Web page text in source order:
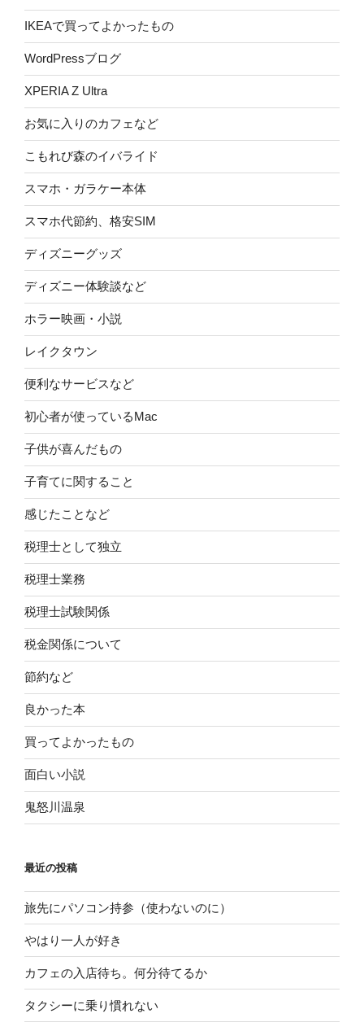
IKEAで買ってよかったもの
WordPressブログ
XPERIA Z Ultra
お気に入りのカフェなど
こもれび森のイバライド
スマホ・ガラケー本体
スマホ代節約、格安SIM
ディズニーグッズ
ディズニー体験談など
ホラー映画・小説
レイクタウン
便利なサービスなど
初心者が使っているMac
子供が喜んだもの
子育てに関すること
感じたことなど
税理士として独立
税理士業務
税理士試験関係
税金関係について
節約など
良かった本
買ってよかったもの
面白い小説
鬼怒川温泉
最近の投稿
旅先にパソコン持参（使わないのに）
やはり一人が好き
カフェの入店待ち。何分待てるか
タクシーに乗り慣れない